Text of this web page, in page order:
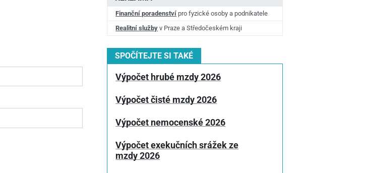
Finanční poradenství pro fyzické osoby a podnikatele
Realitní služby v Praze a Středočeském kraji
SPOČÍTEJTE SI TAKÉ
Výpočet hrubé mzdy 2026
Výpočet čisté mzdy 2026
Výpočet nemocenské 2026
Výpočet exekučních srážek ze
mzdy 2026